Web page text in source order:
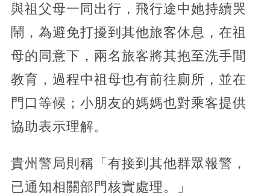
與祖父母一同出行，飛行途中她持續哭
鬧，為避免打擾到其他旅客休息，在祖
母的同意下，兩名旅客將其抱至洗手間
教育，過程中祖母也有前往廁所，並在
門口等候；小朋友的媽媽也對乘客提供
協助表示理解。
貴州警局則稱「有接到其他群眾報警，
已通知相關部門核實處理。」